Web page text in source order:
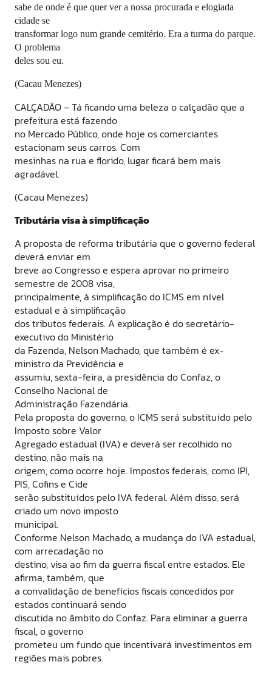
sabe de onde é que quer ver a nossa procurada e elogiada
cidade se
transformar logo num grande cemitério. Era a turma do parque.
O problema
deles sou eu.
(Cacau Menezes)
CALÇADÃO – Tá ficando uma beleza o calçadão que a
prefeitura está fazendo
no Mercado Público, onde hoje os comerciantes
estacionam seus carros. Com
mesinhas na rua e florido, lugar ficará bem mais
agradável.
(Cacau Menezes)
Tributária visa à simplificação
A proposta de reforma tributária que o governo federal
deverá enviar em
breve ao Congresso e espera aprovar no primeiro
semestre de 2008 visa,
principalmente, à simplificação do ICMS em nível
estadual e à simplificação
dos tributos federais. A explicação é do secretário-
executivo do Ministério
da Fazenda, Nelson Machado, que também é ex-
ministro da Previdência e
assumiu, sexta-feira, a presidência do Confaz, o
Conselho Nacional de
Administração Fazendária.
Pela proposta do governo, o ICMS será substituído pelo
Imposto sobre Valor
Agregado estadual (IVA) e deverá ser recolhido no
destino, não mais na
origem, como ocorre hoje. Impostos federais, como IPI,
PIS, Cofins e Cide
serão substituídos pelo IVA federal. Além disso, será
criado um novo imposto
municipal.
Conforme Nelson Machado, a mudança do IVA estadual,
com arrecadação no
destino, visa ao fim da guerra fiscal entre estados. Ele
afirma, também, que
a convalidação de benefícios fiscais concedidos por
estados continuará sendo
discutida no âmbito do Confaz. Para eliminar a guerra
fiscal, o governo
prometeu um fundo que incentivará investimentos em
regiões mais pobres.